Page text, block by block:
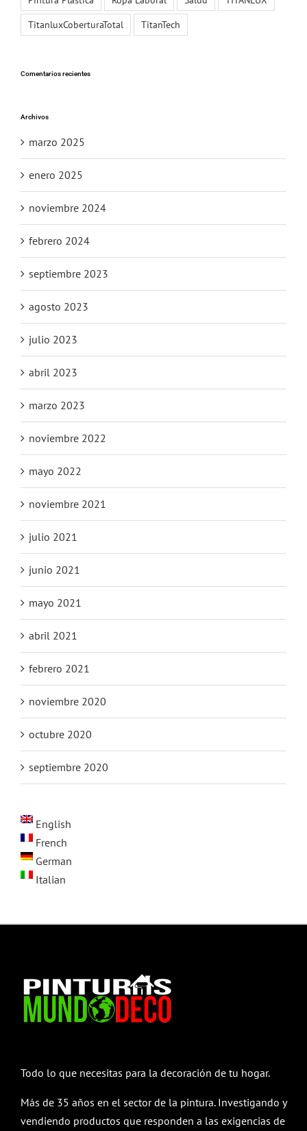
TitanluxCoberturaTotal
TitanTech
Comentarios recientes
Archivos
marzo 2025
enero 2025
noviembre 2024
febrero 2024
septiembre 2023
agosto 2023
julio 2023
abril 2023
marzo 2023
noviembre 2022
mayo 2022
noviembre 2021
julio 2021
junio 2021
mayo 2021
abril 2021
febrero 2021
noviembre 2020
octubre 2020
septiembre 2020
English
French
German
Italian
Todo lo que necesitas para la decoración de tu hogar.
Más de 35 años en el sector de la pintura. Investigando y
vendiendo productos que responden a las exigencias de